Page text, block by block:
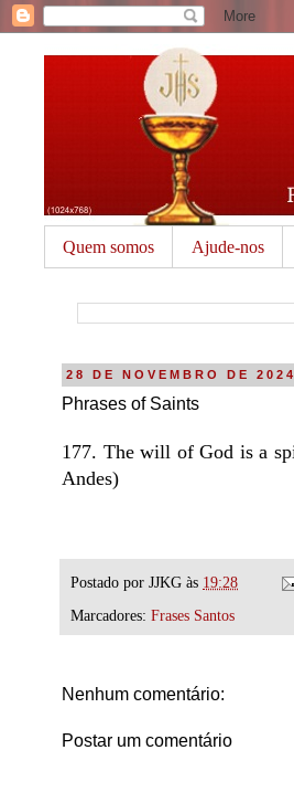
Quem somos Ajude-nos
28 DE NOVEMBRO DE 2024
Phrases of Saints
177. The will of God is a
Andes)
Postado por JJKG às 19:28
Marcadores: Frases Santos
Nenhum comentário:
Postar um comentário